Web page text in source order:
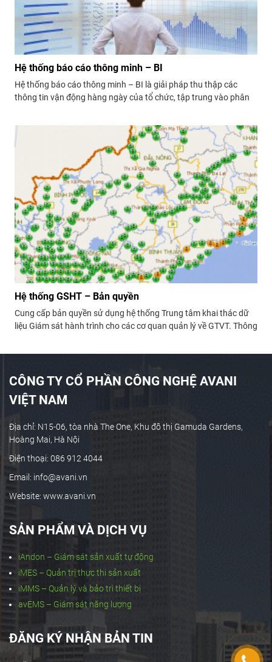
Hệ thống báo cáo thông minh – BI
Hệ thống báo cáo thông minh – BI là giải pháp thu thập các
thông tin vận động hàng ngày của tổ chức, tập trung vào phân
Hệ thống GSHT – Bản quyền
Cung cấp bản quyền sử dụng hệ thống Trung tâm khai thác dữ
liệu Giám sát hành trình cho các cơ quan quản lý về GTVT. Thông
CÔNG TY CỔ PHẦN CÔNG NGHỆ AVANI
VIỆT NAM
Địa chỉ: N15-06, tòa nhà The One, Khu đô thị Gamuda Gardens,
Hoàng Mai, Hà Nội
Điện thoại: 086 912 4044
Email: info@avani.vn
Website: www.avani.vn
SẢN PHẨM VÀ DỊCH VỤ
iAndon – Giám sát sản xuất tự động
iMES – Quản trị thực thi sản xuất
iMMS – Quản lý và bảo trì thiết bị
avEMS – Giám sát năng lượng
ĐĂNG KÝ NHẬN BẢN TIN